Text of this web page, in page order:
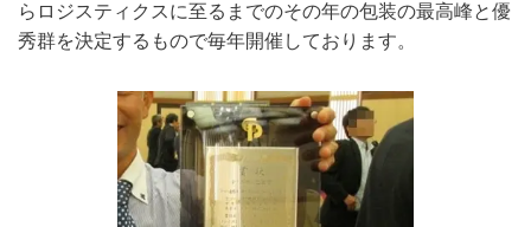
らロジスティクスに至るまでのその年の包装の最高峰と優
秀群を決定するもので毎年開催しております。